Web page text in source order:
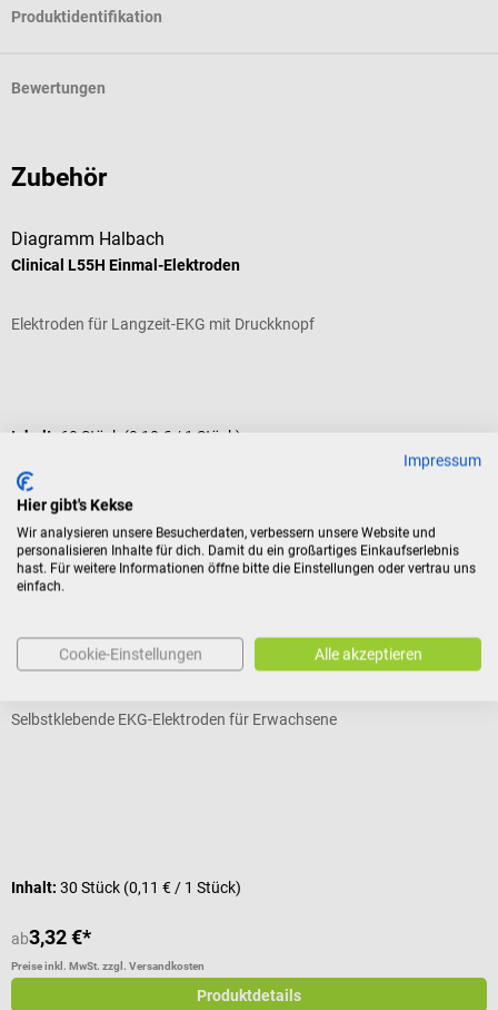
Produktidentifikation
Bewertungen
Zubehör
Diagramm Halbach
Clinical L55H Einmal-Elektroden
Elektroden für Langzeit-EKG mit Druckknopf
Inhalt: 60 Stück (0,10 € / 1 Stück)
5,89 €*
Preise inkl. MwSt. zzgl. Versandkosten
In den Warenkorb
Kunden kauften auch
DocCheck Tools
Einweg-Elektroden "Bzzz"
Selbstklebende EKG-Elektroden für Erwachsene
Inhalt: 30 Stück (0,11 € / 1 Stück)
ab3,32 €*
Preise inkl. MwSt. zzgl. Versandkosten
Produktdetails
Impressum
Hier gibt's Kekse
Wir analysieren unsere Besucherdaten, verbessern unsere Website und
personalisieren Inhalte für dich. Damit du ein großartiges Einkaufserlebnis
hast. Für weitere Informationen öffne bitte die Einstellungen oder vertrau uns
einfach.
Cookie-Einstellungen Alle akzeptieren